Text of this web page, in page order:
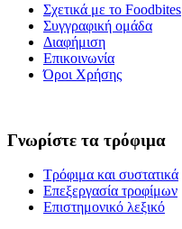
Σχετικά με το Foodbites
Συγγραφική ομάδα
Διαφήμιση
Επικοινωνία
Όροι Χρήσης
Γνωρίστε τα τρόφιμα
Τρόφιμα και συστατικά
Επεξεργασία τροφίμων
Επιστημονικό λεξικό